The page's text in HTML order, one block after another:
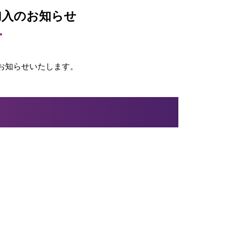
のお知らせ
らせいたします。